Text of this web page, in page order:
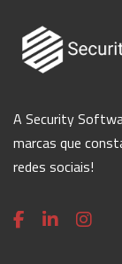
A Security
marcas que
redes sociais!